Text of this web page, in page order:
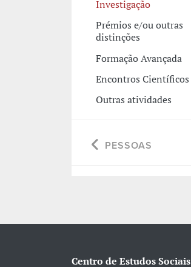
Investigação
Prémios e/ou outras
distinções
Formação Avançada
Encontros Científicos
Outras atividades
PESSOAS
Centro de Estudos Sociais